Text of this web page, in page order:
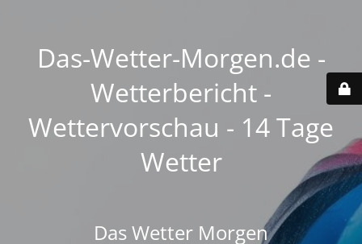
Das-Wetter-Morgen.de -
Wetterbericht -
Wettervorschau - 14 Tage
Wetter
Das Wetter Morgen